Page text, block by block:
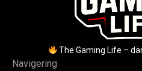
The Gaming Life –
Navigering